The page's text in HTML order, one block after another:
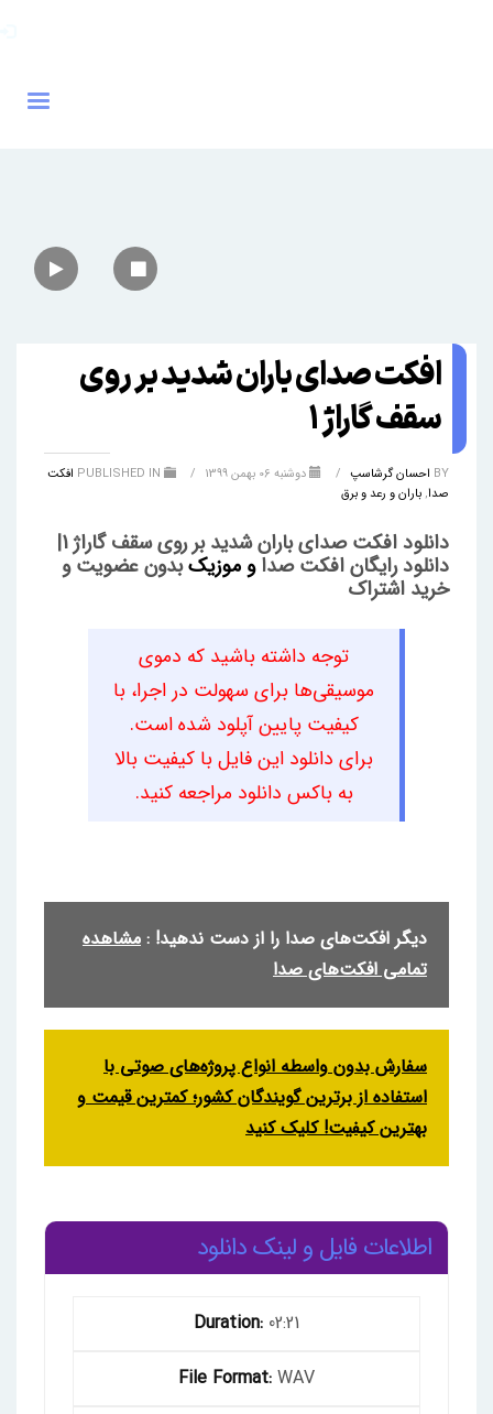
افکت صدای باران شدید بر روی
سقف گاراژ 1
BY احسان گرشاسپ / دوشنبه 06 بهمن 1399 /
افکت
صدا,باران و رعد و برق
دانلود افکت صدای باران شدید بر روی سقف گاراژ 1|
دانلود رایگان افکت صداو موزیکبدون عضویت و
خرید اشتراک
توجه داشته باشید که دموی
موسیقی‌ها برای سهولت در اجرا، با
کیفیت پایین آپلود شده است.
برای دانلود این فایل با کیفیت بالا
به باکس دانلود مراجعه کنید.
دیگر افکت‌های صدا را از دست ندهید! : مشاهده
تمامی افکت‌های صدا
سفارش بدون واسطه انواع پروژه‌های صوتی با
استفاده از برترین گویندگان کشور؛ کمترین قیمت و
بهترین کیفیت! کلیک کنید
اطلاعات فایل و لینک دانلود
Duration: 02:21
File Format: WAV